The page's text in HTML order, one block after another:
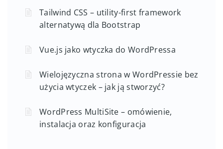
Tailwind CSS – utility-first framework
alternatywą dla Bootstrap
Vue.js jako wtyczka do WordPressa
Wielojęzyczna strona w WordPressie bez
użycia wtyczek – jak ją stworzyć?
WordPress MultiSite – omówienie,
instalacja oraz konfiguracja